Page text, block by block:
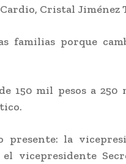
Cristal Jiménez
familias porque
150 mil pesos a 250
presente: la
vicepresidente